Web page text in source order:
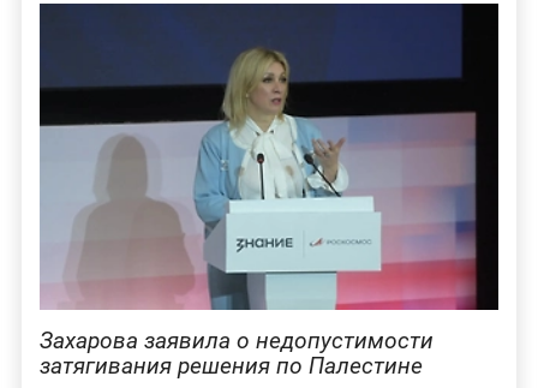
Захарова заявила о недопустимости
затягивания решения по Палестине